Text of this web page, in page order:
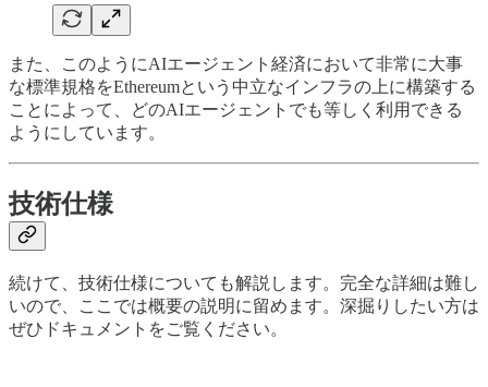
また、このようにAIエージェント経済において非常に大事
な標準規格をEthereumという中立なインフラの上に構築する
ことによって、どのAIエージェントでも等しく利用できる
ようにしています。
技術仕様
続けて、技術仕様についても解説します。完全な詳細は難し
いので、ここでは概要の説明に留めます。深掘りしたい方は
ぜひドキュメントをご覧ください。